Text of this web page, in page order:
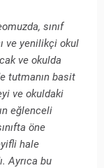
sınıf
ve yenilikçi okul
ve okulda
tutmanın basit
ve okuldaki
eğlenceli
öne
hale
Ayrıca bu